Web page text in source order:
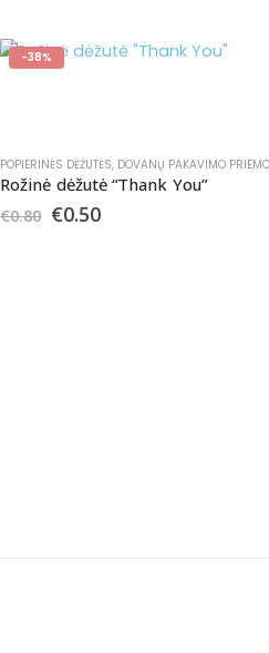
-38%
POPIERINĖS DĖŽUTĖS, DOVANŲ PAKAVIMO
Rožinė dėžutė “Thank You”
€0.80 €0.50